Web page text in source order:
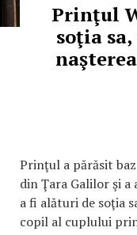
Prinţul
soţia
Prinţul a părăsit
din Ţara Galilor şi
a fi alături de soţia
copil al cuplului